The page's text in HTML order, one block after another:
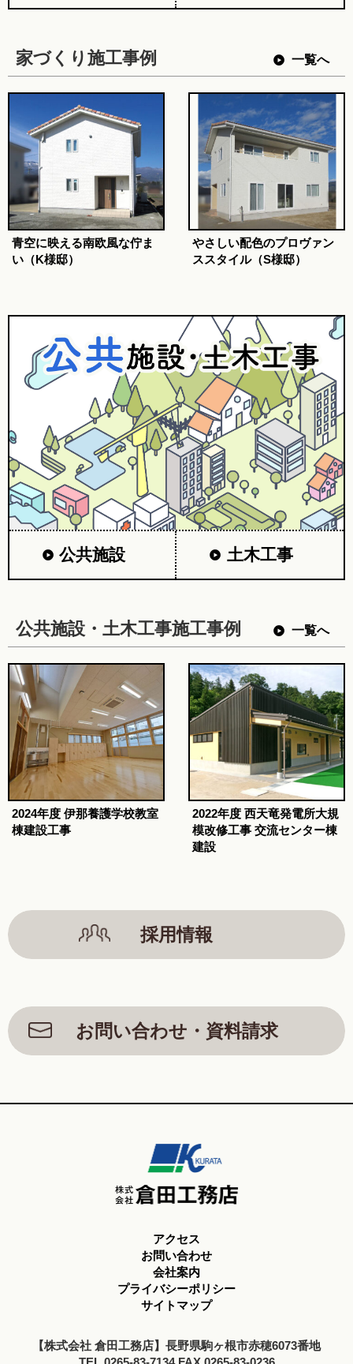
家づくり施工事例 一覧へ
青空に映える南欧風な佇ま
い（K様邸）
やさしい配色のプロヴァン
ススタイル（S様邸）
公共施設 土木工事
公共施設・土木工事施工事例 一覧へ
2024年度 伊那養護学校教室
棟建設工事
2022年度 西天竜発電所大規
模改修工事 交流センター棟
建設
採用情報
お問い合わせ・資料請求
アクセス
お問い合わせ
会社案内
プライバシーポリシー
サイトマップ
【株式会社 倉田工務店】長野県駒ヶ根市赤穂6073番地